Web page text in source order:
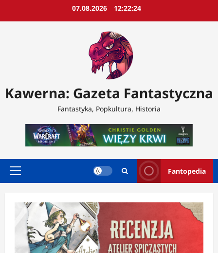
07.08.2026 12:22:26
Kawerna: Gazeta Fantastyczna
Fantastyka, Popkultura, Historia
Menu
Fantopedia